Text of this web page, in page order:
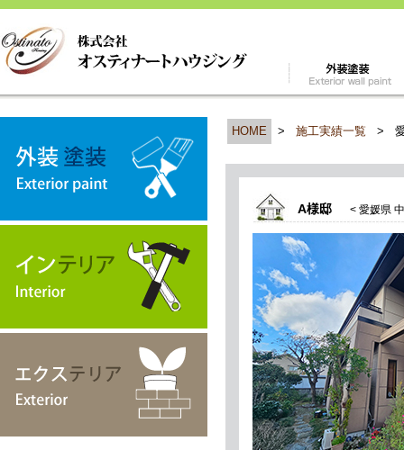
HOME > 施工実績一覧 >
A様邸 < 愛媛県